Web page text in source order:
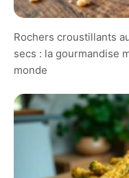
Rochers croustillants
secs : la gourmandise
monde